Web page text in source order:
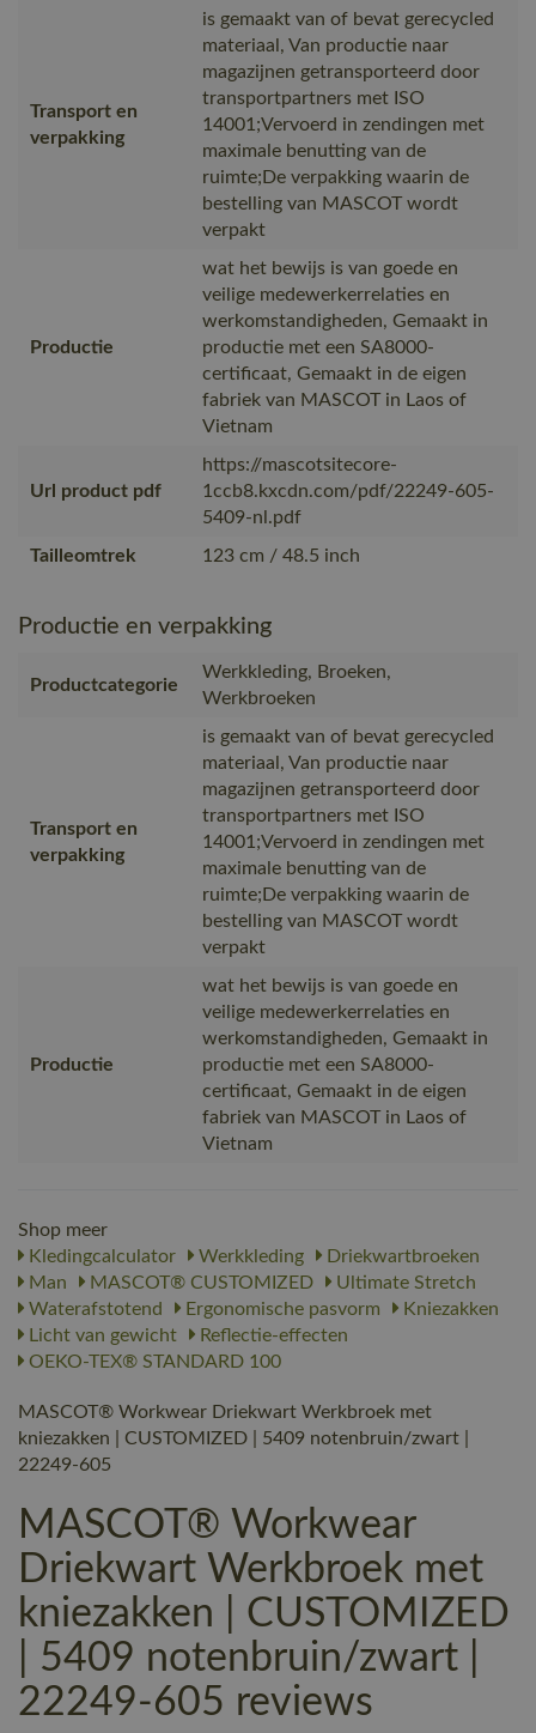
Transport en
verpakking
is gemaakt van of bevat gerecycled
materiaal, Van productie naar
magazijnen getransporteerd door
transportpartners met ISO
14001;Vervoerd in zendingen met
maximale benutting van de
ruimte;De verpakking waarin de
bestelling van MASCOT wordt
verpakt
Productie
wat het bewijs is van goede en
veilige medewerkerrelaties en
werkomstandigheden, Gemaakt in
productie met een SA8000-
certificaat, Gemaakt in de eigen
fabriek van MASCOT in Laos of
Vietnam
Url product pdf
https://mascotsitecore-
1ccb8.kxcdn.com/pdf/22249-605-
5409-nl.pdf
Tailleomtrek
123 cm / 48.5 inch
Productie en verpakking
Productcategorie
Werkkleding, Broeken,
Werkbroeken
Transport en
verpakking
is gemaakt van of bevat gerecycled
materiaal, Van productie naar
magazijnen getransporteerd door
transportpartners met ISO
14001;Vervoerd in zendingen met
maximale benutting van de
ruimte;De verpakking waarin de
bestelling van MASCOT wordt
verpakt
Productie
wat het bewijs is van goede en
veilige medewerkerrelaties en
werkomstandigheden, Gemaakt in
productie met een SA8000-
certificaat, Gemaakt in de eigen
fabriek van MASCOT in Laos of
Vietnam
Shop meer
Kledingcalculator
Werkkleding
Driekwartbroeken
Man
MASCOT® CUSTOMIZED
Ultimate Stretch
Waterafstotend
Ergonomische pasvorm
Kniezakken
Licht van gewicht
Reflectie-effecten
OEKO-TEX® STANDARD 100
MASCOT® Workwear Driekwart Werkbroek met
kniezakken | CUSTOMIZED | 5409 notenbruin/zwart |
22249-605
MASCOT® Workwear
Driekwart Werkbroek met
kniezakken | CUSTOMIZED
| 5409 notenbruin/zwart |
22249-605 reviews